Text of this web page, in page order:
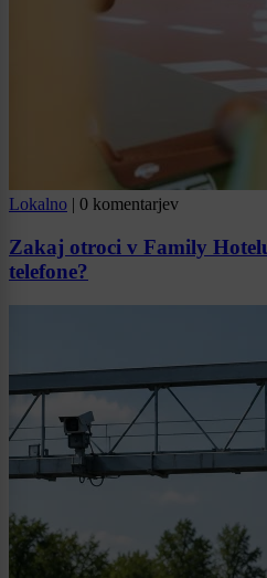
Lokalno | 0 komentarjev
Zakaj otroci v Family
telefone?